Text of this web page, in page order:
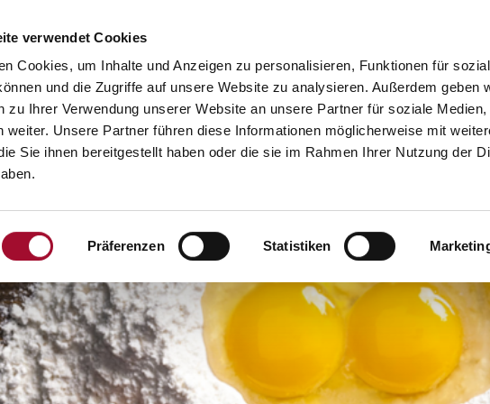
verwendet Cookies
Cookies, um Inhalte und Anzeigen zu personalisieren, Funktionen für
und die Zugriffe auf unsere Website zu analysieren. Außerdem geben
zu Ihrer Verwendung unserer Website an unsere Partner für soziale Medien,
weiter. Unsere Partner führen diese Informationen möglicherweise mit
Sie ihnen bereitgestellt haben oder die sie im Rahmen Ihrer Nutzung der
Präferenzen Statistiken
Brot-/Brötchen-Spezialitäten >
NEWS